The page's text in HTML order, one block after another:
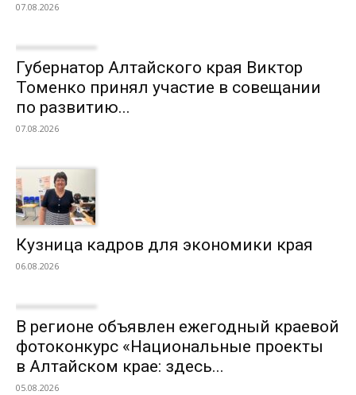
07.08.2026
Губернатор Алтайского края Виктор
Томенко принял участие в совещании
по развитию...
07.08.2026
Кузница кадров для экономики края
06.08.2026
В регионе объявлен ежегодный краевой
фотоконкурс «Национальные проекты
в Алтайском крае: здесь...
05.08.2026